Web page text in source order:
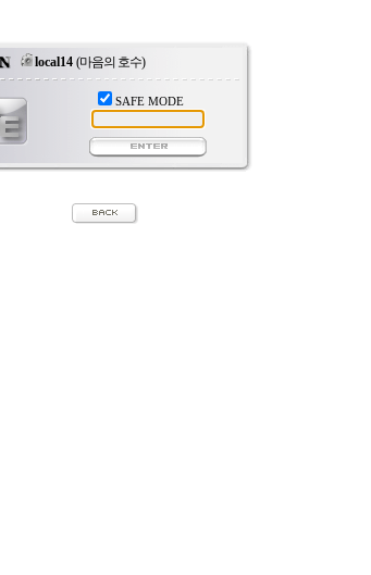
local14 (마음의 호수)
SAFE MODE